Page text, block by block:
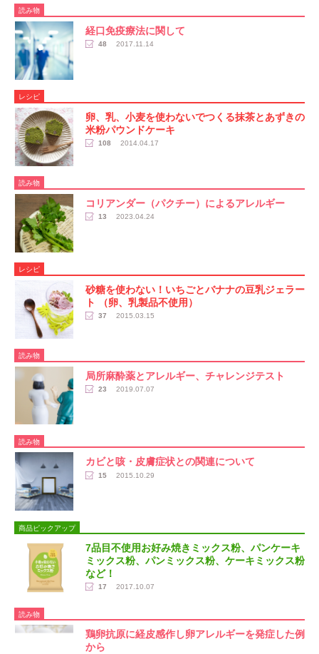
読み物
経口免疫療法に関して
48 2017.11.14
レシピ
卵、乳、小麦を使わないでつくる抹茶とあずきの
米粉パウンドケーキ
108 2014.04.17
読み物
コリアンダー（パクチー）によるアレルギー
13 2023.04.24
レシピ
砂糖を使わない！いちごとバナナの豆乳ジェラー
ト （卵、乳製品不使用）
37 2015.03.15
読み物
局所麻酔薬とアレルギー、チャレンジテスト
23 2019.07.07
読み物
カビと咳・皮膚症状との関連について
15 2015.10.29
商品ピックアップ
7品目不使用お好み焼きミックス粉、パンケーキ
ミックス粉、パンミックス粉、ケーキミックス粉
など！
17 2017.10.07
読み物
鶏卵抗原に経皮感作し卵アレルギーを発症した例
から